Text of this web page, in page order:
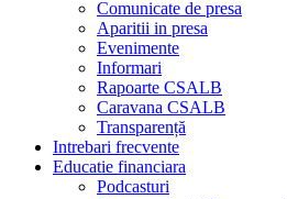
Comunicate de presa
Aparitii in presa
Evenimente
Informari
Rapoarte CSALB
Caravana CSALB
Transparență
Intrebari frecvente
Educatie financiara
Podcasturi